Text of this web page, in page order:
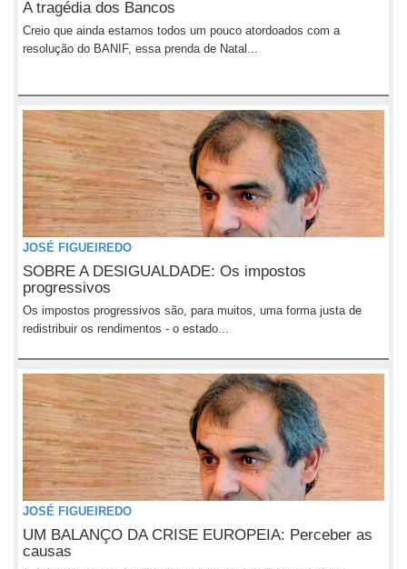
A tragédia dos Bancos
Creio que ainda estamos todos um pouco atordoados com a
resolução do BANIF, essa prenda de Natal...
JOSÉ FIGUEIREDO
SOBRE A DESIGUALDADE: Os impostos
progressivos
Os impostos progressivos são, para muitos, uma forma justa de
redistribuir os rendimentos - o estado...
JOSÉ FIGUEIREDO
UM BALANÇO DA CRISE EUROPEIA: Perceber as
causas